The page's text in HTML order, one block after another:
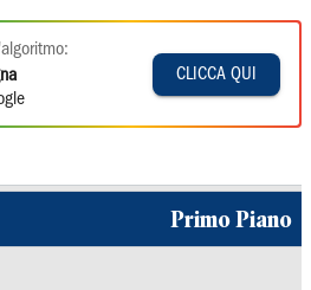
CLICCA QUI
Primo Piano